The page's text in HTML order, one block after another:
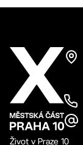
Život v Praze 10